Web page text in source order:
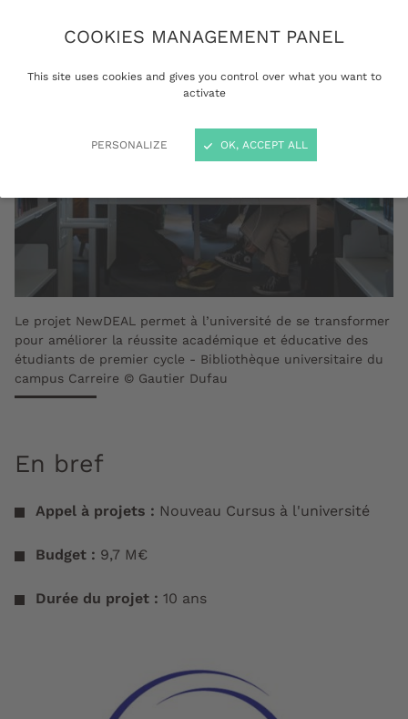
COOKIES MANAGEMENT PANEL
This site uses cookies and gives you control over what you want to
activate
PERSONALIZE OK, ACCEPT ALL
Le projet NewDEAL permet à l’université de se transformer
pour améliorer la réussite académique et éducative des
étudiants de premier cycle - Bibliothèque universitaire du
campus Carreire © Gautier Dufau
En bref
Appel à projets : Nouveau Cursus à l'université
Budget : 9,7 M€
Durée du projet : 10 ans